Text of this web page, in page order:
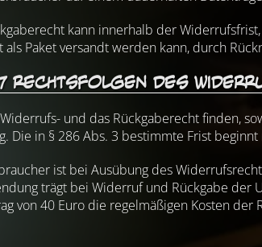
kann innerhalb der
als Paket versandt werden kann, durch
Rechtsfolgen des
und das Rückgaberecht finden,
Die in § 286 Abs. 3 bestimmte Frist
ist bei Ausübung des
trägt bei Widerruf und Rückgabe
von 40 Euro die regelmäßigen Kosten